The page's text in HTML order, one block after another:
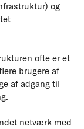
og
ofte er et
brugere af
af adgang til
netværk med